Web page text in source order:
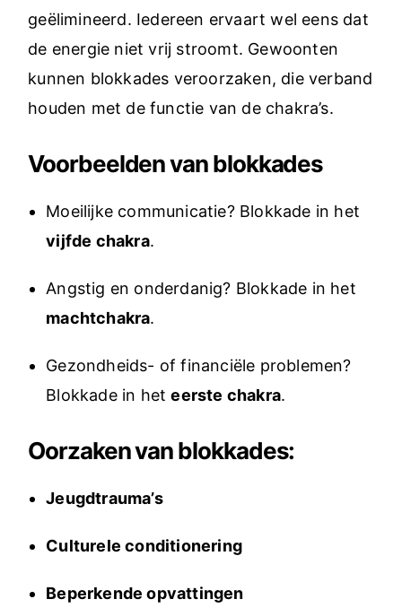
geëlimineerd. Iedereen ervaart wel eens dat
de energie niet vrij stroomt. Gewoonten
kunnen blokkades veroorzaken, die verband
houden met de functie van de chakra’s.
Voorbeelden van blokkades
Moeilijke communicatie? Blokkade in het
vijfde chakra.
Angstig en onderdanig? Blokkade in het
machtchakra.
Gezondheids- of financiële problemen?
Blokkade in heteerste chakra.
Oorzaken van blokkades:
Jeugdtrauma’s
Culturele conditionering
Beperkende opvattingen